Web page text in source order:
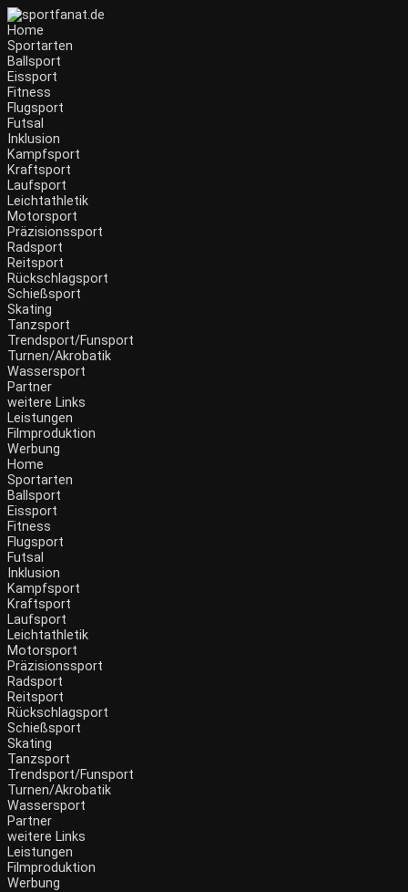
Home
Sportarten
Ballsport
Eissport
Fitness
Flugsport
Futsal
Inklusion
Kampfsport
Kraftsport
Laufsport
Leichtathletik
Motorsport
Präzisionssport
Radsport
Reitsport
Rückschlagsport
Schießsport
Skating
Tanzsport
Trendsport/Funsport
Turnen/Akrobatik
Wassersport
Partner
weitere Links
Leistungen
Filmproduktion
Werbung
Home
Sportarten
Ballsport
Eissport
Fitness
Flugsport
Futsal
Inklusion
Kampfsport
Kraftsport
Laufsport
Leichtathletik
Motorsport
Präzisionssport
Radsport
Reitsport
Rückschlagsport
Schießsport
Skating
Tanzsport
Trendsport/Funsport
Turnen/Akrobatik
Wassersport
Partner
weitere Links
Leistungen
Filmproduktion
Werbung